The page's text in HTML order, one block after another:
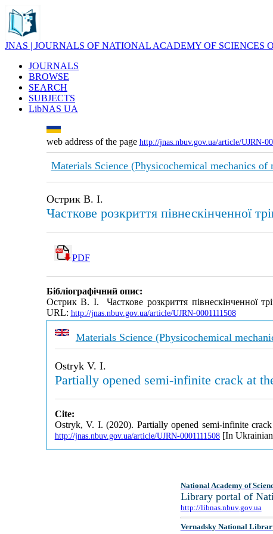
JNAS | JOURNALS OF NATIONAL ACADEMY OF SCIENCES
JOURNALS
BROWSE
SEARCH
SUBJECTS
LibNAS UA
web address of the page http://jnas.nbuv.gov.ua/article/UJRN-
Materials Science (Physicochemical mechanics of
Острик В. І.
Часткове розкриття півнескінченної
PDF
Бібліографічний опис:
Острик В. І. Часткове розкриття півнескінченної
URL: http://jnas.nbuv.gov.ua/article/UJRN-0001111508
Materials Science (Physicochemical
Ostryk V. I.
Partially opened semi-infinite crack at
Cite:
Ostryk, V. I. (2020). Partially opened semi-infinite
http://jnas.nbuv.gov.ua/article/UJRN-0001111508[In
National Academy of
Library portal of
http://libnas.nbuv.gov.ua
Vernadsky National